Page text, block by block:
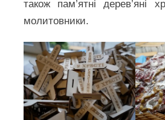
також пам’ятні дерев’яні
молитовники.